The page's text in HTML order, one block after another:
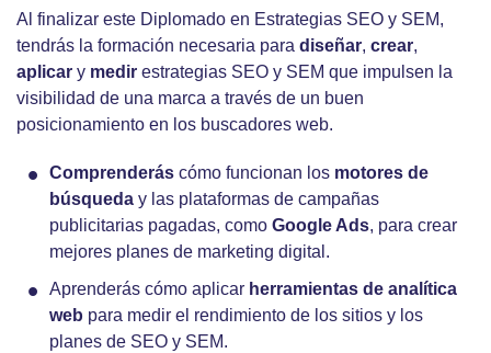
Al finalizar este Diplomado en Estrategias SEO y SEM,
tendrás la formación necesaria para diseñar, crear,
aplicar y medir estrategias SEO y SEM que impulsen la
visibilidad de una marca a través de un buen
posicionamiento en los buscadores web.
Comprenderás cómo funcionan los motores de
búsqueda y las plataformas de campañas
publicitarias pagadas, como Google Ads, para crear
mejores planes de marketing digital.
Aprenderás cómo aplicar herramientas de analítica
web para medir el rendimiento de los sitios y los
planes de SEO y SEM.